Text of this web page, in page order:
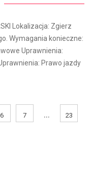
Lokalizacja: Zgierz
Wymagania konieczne:
Uprawnienia:
Prawo jazdy
6 7 ... 23